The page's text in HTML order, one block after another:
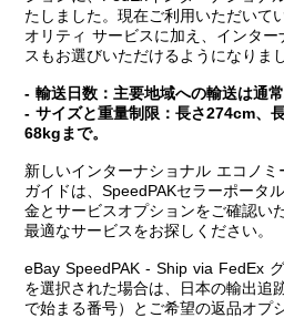
たしました。現在ご利用いただいて
オリティ サービスに加え、インタ
スもお選びいただけるようになりま
-輸送日数：主要地域への輸送は通常
-サイズと重量制限：長さ274cm、
68kg まで。
新しいインターナショナル エコノ
ガイドは、SpeedPAKセラーポータ
金とサービスオプションをご確認い
最適なサービスをお探しください。
eBay SpeedPAK - Ship via FedEx
を選択された場合は、日本の輸出追
で始まる番号）とご希望の返品オプ